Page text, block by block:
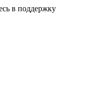
в поддержку